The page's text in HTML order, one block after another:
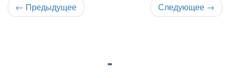
← Предыдущее Следующее →